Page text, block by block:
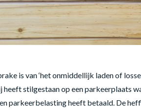
is van ‘het onmiddellijk laden of
stilgestaan op een parkeerplaats
parkeerbelasting heeft betaald. De